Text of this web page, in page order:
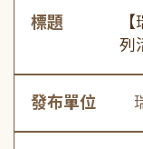
標題
列
發布單位